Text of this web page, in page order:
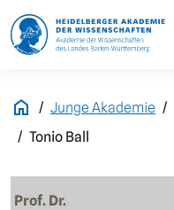
Junge Akademie
Tonio Ball
Prof. Dr.